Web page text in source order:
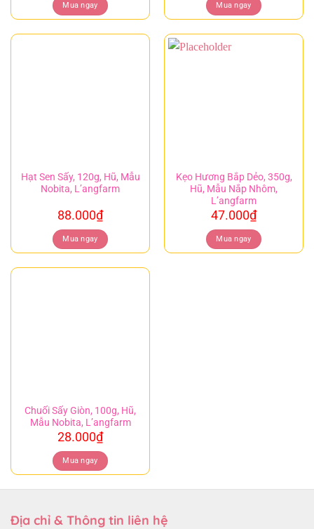
Mua ngay Mua ngay
Hạt Sen Sấy, 120g, Hũ, Mẫu
Nobita, L’angfarm
88.000₫
Mua ngay
Kẹo Hương Bắp Dẻo, 350g,
Hũ, Mẫu Nắp Nhôm,
L’angfarm
47.000₫
Mua ngay
Chuối Sấy Giòn, 100g, Hũ,
Mẫu Nobita, L’angfarm
28.000₫
Mua ngay
Địa chỉ & Thông tin liên hệ